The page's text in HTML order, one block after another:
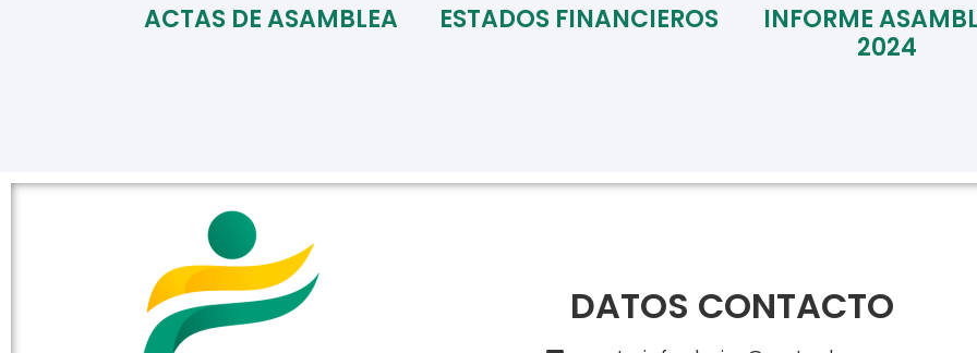
ACTAS DE ASAMBLEA ESTADOS FINANCIEROS
INFORME
2024
DATOS CONTACTO